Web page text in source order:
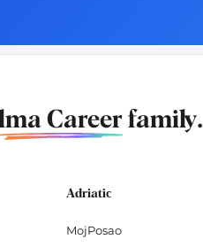
Careerfamily.
Adriatic
MojPosao